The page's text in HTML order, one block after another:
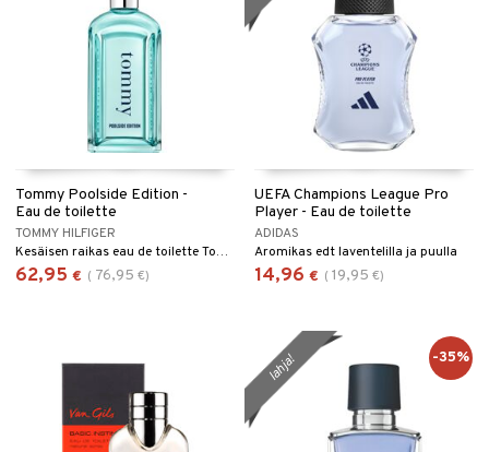
Tommy Poolside Edition -
Eau de toilette
TOMMY HILFIGER
Kesäisen raikas eau de toilette Tommy Hilfigeriltä.
62,95 € ( 76,95 €)
UEFA Champions League Pro
Player - Eau de toilette
ADIDAS
Aromikas edt laventelilla ja puulla
14,96 € ( 19,95 €)
lahja! -35%